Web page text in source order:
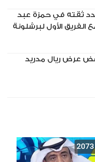
ثقته في حمزة عبد
الفريق الأول لبرشلونة
عرض ريال مدريد
2073